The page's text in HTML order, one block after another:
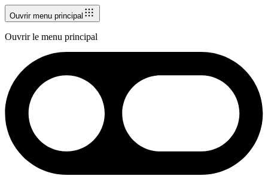
Ouvrir menu principal
Ouvrir le menu principal